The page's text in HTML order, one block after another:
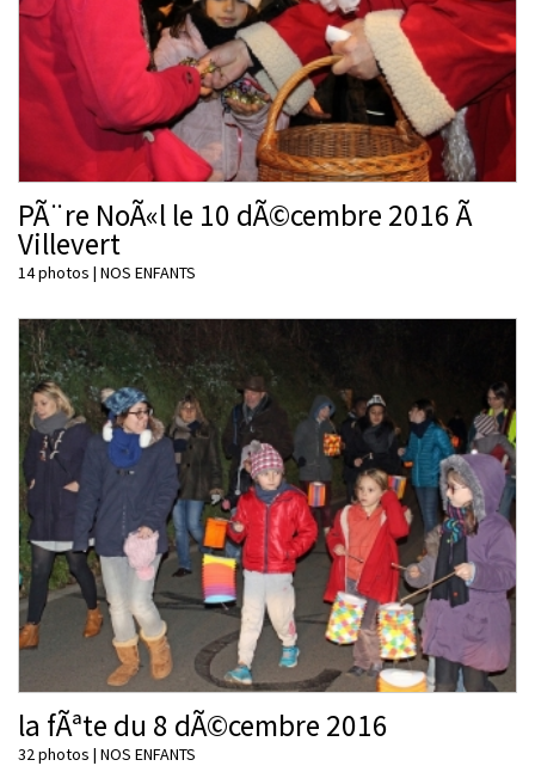
PÃ¨re NoÃ«l le 10 dÃ©cembre 2016 Ã
Villevert
14 photos | NOS ENFANTS
la fÃªte du 8 dÃ©cembre 2016
32 photos | NOS ENFANTS